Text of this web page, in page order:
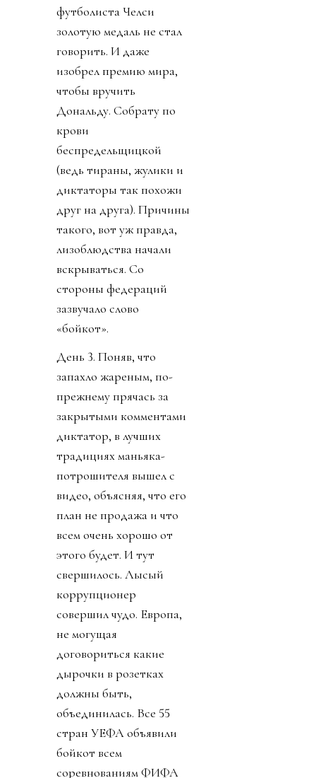
футболиста Челси
золотую медаль не стал
говорить. И даже
изобрел премию мира,
чтобы вручить
Дональду. Собрату по
крови
беспредельщицкой
(ведь тираны, жулики и
диктаторы так похожи
друг на друга). Причины
такого, вот уж правда,
лизоблюдства начали
вскрываться. Со
стороны федераций
зазвучало слово
«бойкот».
День 3. Поняв, что
запахло жареным, по-
прежнему прячась за
закрытыми комментами
диктатор, в лучших
традициях маньяка-
потрошителя вышел с
видео, объясняя, что его
план не продажа и что
всем очень хорошо от
этого будет. И тут
свершилось. Лысый
коррупционер
совершил чудо. Европа,
не могущая
договориться какие
дырочки в розетках
должны быть,
объединилась. Все 55
стран УЕФА объявили
бойкот всем
соревнованиям ФИФА